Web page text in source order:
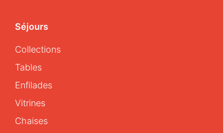
Séjours
Collections
Tables
Enfilades
Vitrines
Chaises